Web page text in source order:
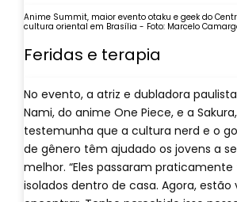
Anime Summit, maior evento otaku e geek do
cultura oriental em Brasília - Foto: Marcelo
Feridas e terapia
No evento, a atriz e dubladora
Nami, do anime One Piece, e a
testemunha que a cultura nerd e o
de gênero têm ajudado os jovens a
melhor. “Eles passaram praticamente
isolados dentro de casa. Agora, estão